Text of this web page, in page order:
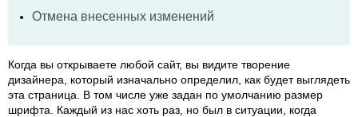
Отмена внесенных изменений
Когда вы открываете любой сайт, вы видите творение
дизайнера, который изначально определил, как будет выглядеть
эта страница. В том числе уже задан по умолчанию размер
шрифта. Каждый из нас хоть раз, но был в ситуации, когда